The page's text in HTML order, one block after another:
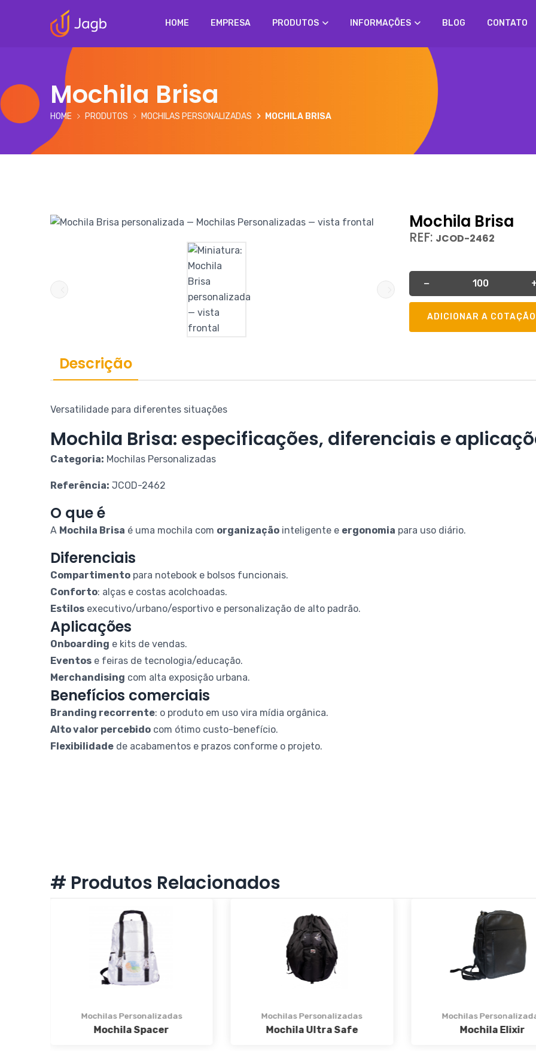
HOME EMPRESA PRODUTOS INFORMAÇÕES BLOG CONTATO
Mochila Brisa
HOME PRODUTOS MOCHILAS PERSONALIZADAS MOCHILA BRISA
Mochila Brisa
REF: JCOD-2462
−
Quantidade
ADICIONAR A COTAÇÃO
Descrição
Versatilidade para diferentes situações
Mochila Brisa: especificações, diferenciais e
Categoria: Mochilas Personalizadas
Referência: JCOD-2462
O que é
A Mochila Brisa é uma mochila com organização inteligente e ergonomia para uso diário.
Diferenciais
Compartimento para notebook e bolsos funcionais.
Conforto: alças e costas acolchoadas.
Estilos executivo/urbano/esportivo e personalização de alto padrão.
Aplicações
Onboarding e kits de vendas.
Eventos e feiras de tecnologia/educação.
Merchandising com alta exposição urbana.
Benefícios comerciais
Branding recorrente: o produto em uso vira mídia orgânica.
Alto valor percebido com ótimo custo-benefício.
Flexibilidade de acabamentos e prazos conforme o projeto.
# Produtos Relacionados
Mochilas Personalizadas
Mochila Ultra Safe
Mochilas Personalizadas
Mochila Elixir
Mochilas
Mochila Brisa